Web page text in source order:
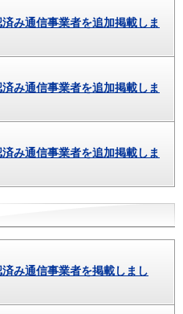
み通信事業者を追加掲載しま
み通信事業者を追加掲載しま
み通信事業者を追加掲載しま
み通信事業者を掲載しまし